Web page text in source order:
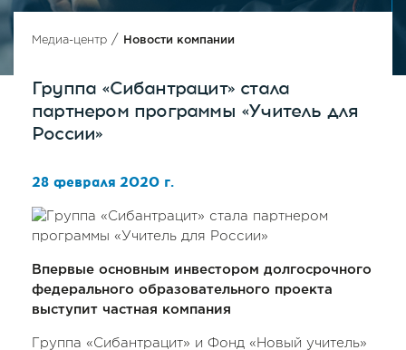
Медиа-центр / Новости компании
Группа «Сибантрацит» стала
партнером программы «Учитель для
России»
28 февраля 2020 г.
Впервые основным инвестором долгосрочного
федерального образовательного проекта
выступит частная компания
Группа «Сибантрацит» и Фонд «Новый учитель»